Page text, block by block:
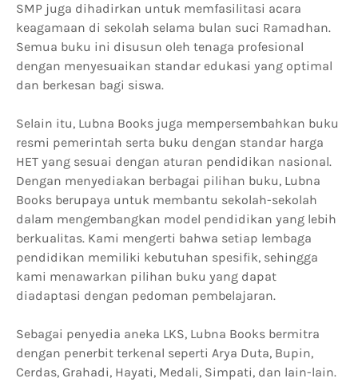
SMP juga dihadirkan untuk memfasilitasi acara
keagamaan di sekolah selama bulan suci Ramadhan.
Semua buku ini disusun oleh tenaga profesional
dengan menyesuaikan standar edukasi yang optimal
dan berkesan bagi siswa.
Selain itu, Lubna Books juga mempersembahkan buku
resmi pemerintah serta buku dengan standar harga
HET yang sesuai dengan aturan pendidikan nasional.
Dengan menyediakan berbagai pilihan buku, Lubna
Books berupaya untuk membantu sekolah-sekolah
dalam mengembangkan model pendidikan yang lebih
berkualitas. Kami mengerti bahwa setiap lembaga
pendidikan memiliki kebutuhan spesifik, sehingga
kami menawarkan pilihan buku yang dapat
diadaptasi dengan pedoman pembelajaran.
Sebagai penyedia aneka LKS, Lubna Books bermitra
dengan penerbit terkenal seperti Arya Duta, Bupin,
Cerdas, Grahadi, Hayati, Medali, Simpati, dan lain-lain.